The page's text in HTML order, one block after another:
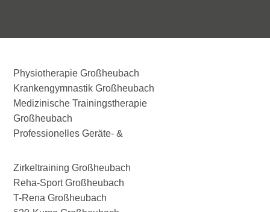
Physiotherapie Großheubach
Krankengymnastik Großheubach
Medizinische Trainingstherapie
Großheubach
Professionelles Geräte- &
Zirkeltraining Großheubach
Reha-Sport Großheubach
T-Rena Großheubach